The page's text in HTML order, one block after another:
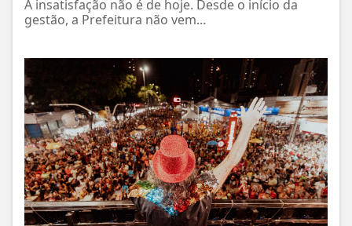
A insatisfação não é de hoje. Desde o início da
gestão, a Prefeitura não vem...